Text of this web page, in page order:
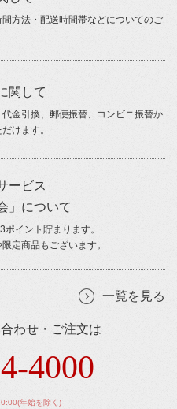
方法・配送時間帯などについてのご
関して
代金引換、郵便振替、コンビニ振替か
けます。
ービス
」について
ポイント貯まります。
定商品もございます。
一覧を見る
わせ・ご注文は
4000
年始を除く)